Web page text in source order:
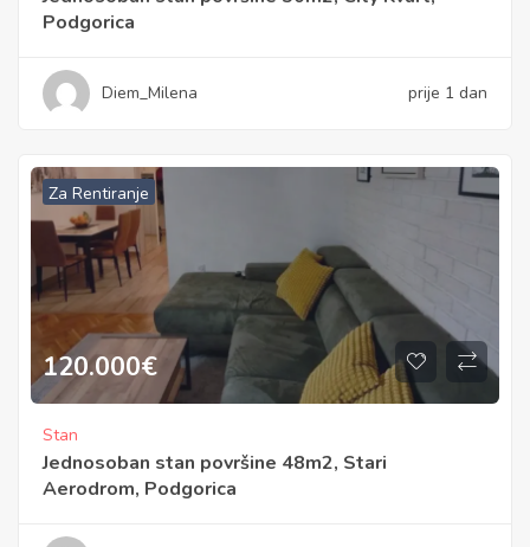
Podgorica
Diem_Milena prije 1 dan
Za Rentiranje
120.000€
Stan
Jednosoban stan površine 48m2, Stari
Aerodrom, Podgorica